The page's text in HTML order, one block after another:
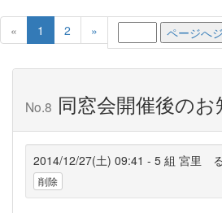
« 1 (current)
2 »
No.8 同窓会開催後の
2014/12/27(土) 09:41 - 5 組 宮里
削除